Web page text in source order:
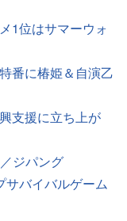
1位はサマーウォ
番に椿姫＆自演乙
支援に立ち上が
ジパング
サバイバルゲーム